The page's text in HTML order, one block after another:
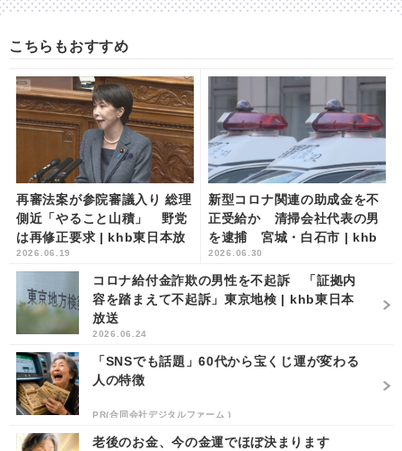
こちらもおすすめ
再審法案が参院審議入り 総理
側近「やること山積」 野党
は再修正要求 | khb東日本放
送
2026.06.19
新型コロナ関連の助成金を不
正受給か 清掃会社代表の男
を逮捕 宮城・白石市 | khb
東日本放送
2026.06.30
コロナ給付金詐欺の男性を不起訴 「証拠内
容を踏まえて不起訴」東京地検 | khb東日本
放送
2026.06.24
「SNSでも話題」60代から宝くじ運が変わる
人の特徴
PR(合同会社デジタルファーム )
老後のお金、今の金運でほぼ決まります